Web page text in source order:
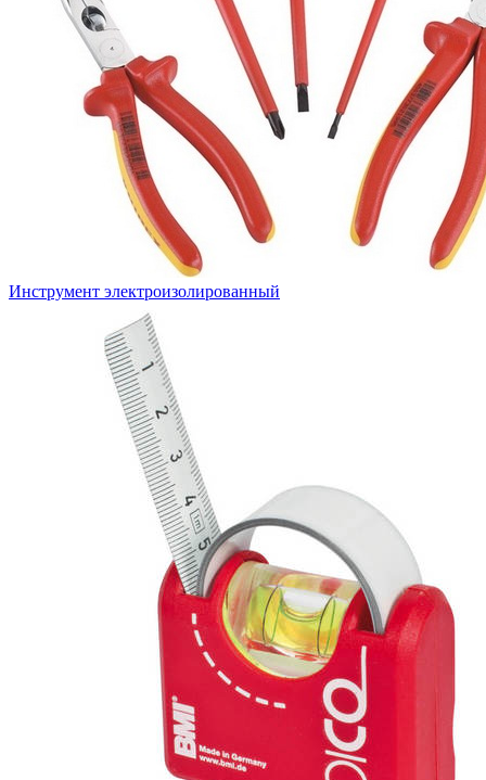
Инструмент электроизолированный